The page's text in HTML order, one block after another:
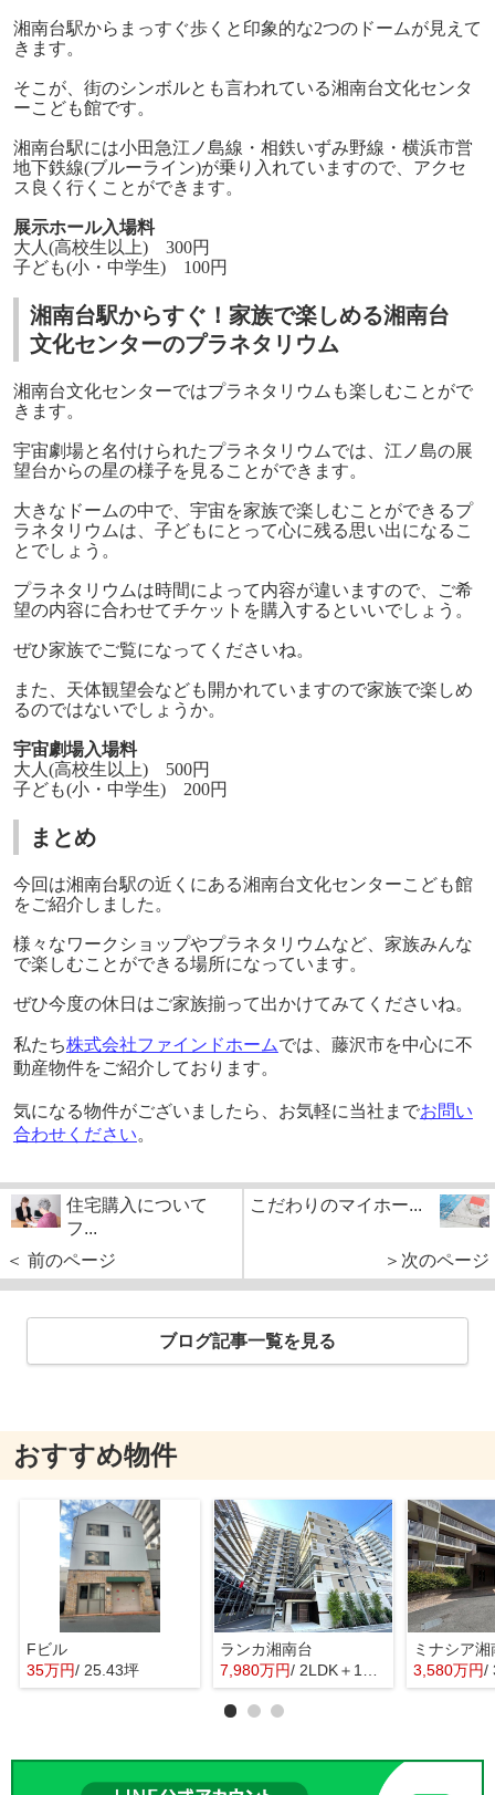
湘南台駅からまっすぐ歩くと印象的な2つのドームが見えて
きます。
そこが、街のシンボルとも言われている湘南台文化センタ
ーこども館です。
湘南台駅には小田急江ノ島線・相鉄いずみ野線・横浜市営
地下鉄線(ブルーライン)が乗り入れていますので、アクセ
ス良く行くことができます。
展示ホール入場料
大人(高校生以上) 300円
子ども(小・中学生) 100円
湘南台駅からすぐ！家族で楽しめる湘南台
文化センターのプラネタリウム
湘南台文化センターではプラネタリウムも楽しむことがで
きます。
宇宙劇場と名付けられたプラネタリウムでは、江ノ島の展
望台からの星の様子を見ることができます。
大きなドームの中で、宇宙を家族で楽しむことができるプ
ラネタリウムは、子どもにとって心に残る思い出になるこ
とでしょう。
プラネタリウムは時間によって内容が違いますので、ご希
望の内容に合わせてチケットを購入するといいでしょう。
ぜひ家族でご覧になってくださいね。
また、天体観望会なども開かれていますので家族で楽しめ
るのではないでしょうか。
宇宙劇場入場料
大人(高校生以上) 500円
子ども(小・中学生) 200円
まとめ
今回は湘南台駅の近くにある湘南台文化センターこども館
をご紹介しました。
様々なワークショップやプラネタリウムなど、家族みんな
で楽しむことができる場所になっています。
ぜひ今度の休日はご家族揃って出かけてみてくださいね。
私たち株式会社ファインドホームでは、藤沢市を中心に不
動産物件をご紹介しております。
気になる物件がございましたら、お気軽に当社までお問い
合わせください。
住宅購入について
フ...
＜ 前のページ
こだわりのマイホー...
＞次のページ
ブログ記事一覧を見る
おすすめ物件
Fビル
35万円/ 25.43坪
ランカ湘南台
7,980万円/ 2LDK＋1S(納戸) 3,580万円/